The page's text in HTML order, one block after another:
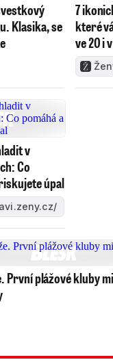
Klasika, se
7
které
ve 20 i
v
Co
úpal
První plážové kluby